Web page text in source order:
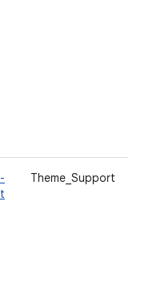
Theme_Support